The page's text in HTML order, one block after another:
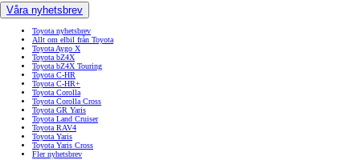
Våra nyhetsbrev
Toyota nyhetsbrev
Allt om elbil från Toyota
Toyota Aygo X
Toyota bZ4X
Toyota bZ4X Touring
Toyota C-HR
Toyota C-HR+
Toyota Corolla
Toyota Corolla Cross
Toyota GR Yaris
Toyota Land Cruiser
Toyota RAV4
Toyota Yaris
Toyota Yaris Cross
Fler nyhetsbrev